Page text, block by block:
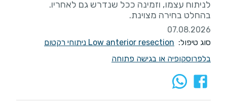
בהחלט בחירה מצוינת.
07.08.2026
סוג טיפול:
Low anterior resection ניתוחי רקטום
בלפרוסקופיה או בגישה פתוחה